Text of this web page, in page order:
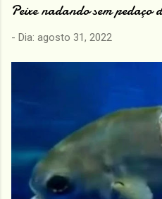
Peixe nadando sem pedaço
- Dia: agosto 31, 2022